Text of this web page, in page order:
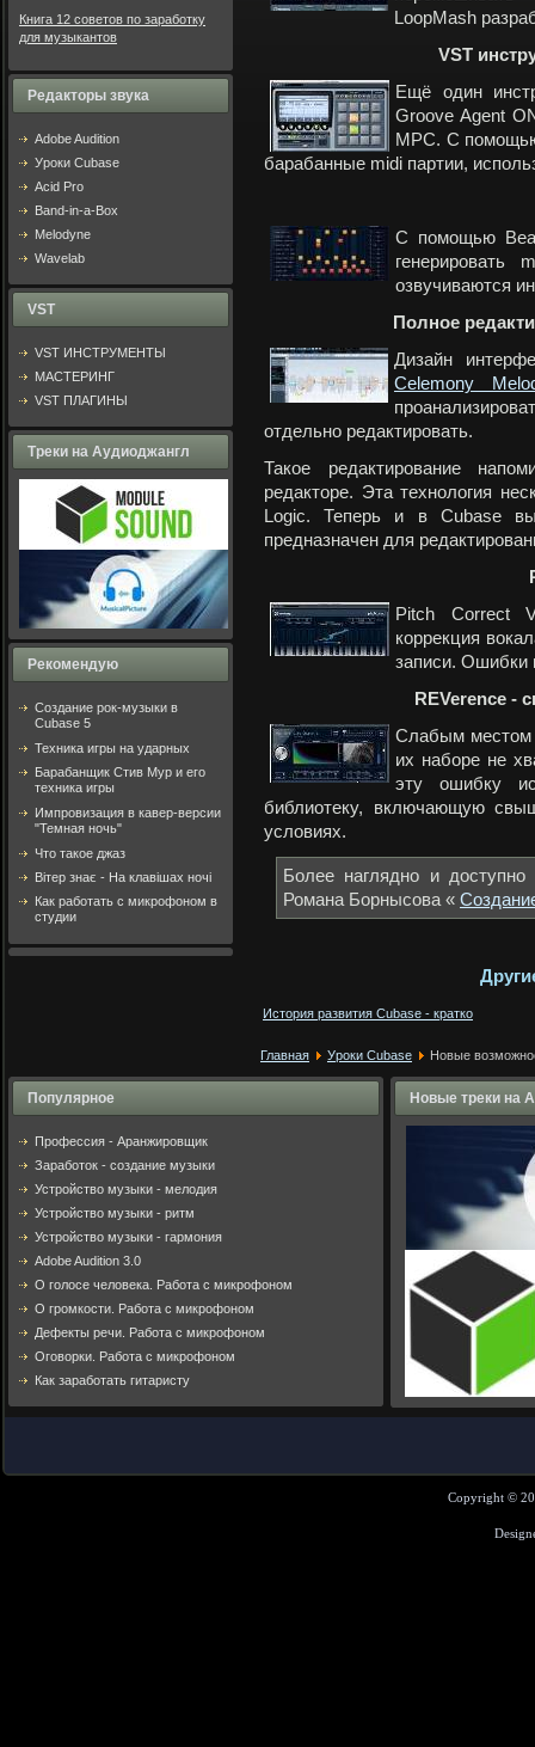
Книга 12 советов по заработку
для музыкантов
Редакторы звука
Adobe Audition
Уроки Cubase
Acid Pro
Band-in-a-Box
Melodyne
Wavelab
VST
VST ИНСТРУМЕНТЫ
МАСТЕРИНГ
VST ПЛАГИНЫ
Треки на Аудиоджангл
Рекомендую
Создание рок-музыки в
Cubase 5
Техника игры на ударных
Барабанщик Стив Мур и его
техника игры
Импровизация в кавер-версии
"Темная ночь"
Что такое джаз
Вітер знає - На клавішах ночі
Как работать с микрофоном в
студии
LoopMash
VST
Ещё один
Groove Agent
MPC. С
барабанные midi партии,
С помощью
генерировать
озвучиваются
Полное
Дизайн
Celemony
отдельно редактировать.
Такое редактирование
редакторе. Эта технология
Logic. Теперь и в Cubase
предназначен для
Pitch Correct
коррекция
записи. Ошибки
REVerence -
Слабым местом
их наборе не
эту ошибку
библиотеку, включающую
условиях.
Более наглядно и
Романа Борнысова «
История развития Cubase - кратко
Главная Уроки Cubase Новые
Популярное
Профессия - Аранжировщик
Заработок - создание музыки
Устройство музыки - мелодия
Устройство музыки - ритм
Устройство музыки - гармония
Adobe Audition 3.0
О голосе человека. Работа с микрофоном
О громкости. Работа с микрофоном
Дефекты речи. Работа с микрофоном
Оговорки. Работа с микрофоном
Как заработать гитаристу
Новые треки на
Copyright ©